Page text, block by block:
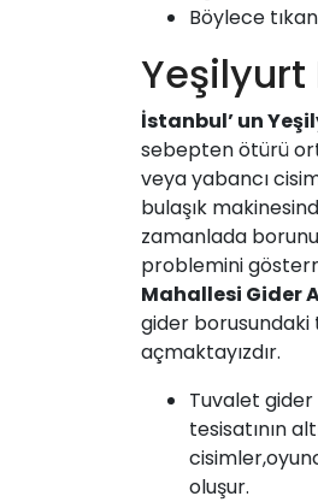
Böylece
İstanbul’ un
sebepten ötürü
veya yabancı
bulaşık
zamanlada
problemini
Mahallesi Gider
gider borusundaki
açmaktayızdır.
Tuvalet
tesisatının
oluşur.